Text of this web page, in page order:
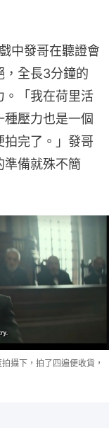
中發哥在聽證會
，全長3分鐘的
。「我在荷里活
壓力也是一個
完了。」發哥
準備就殊不簡
攝下，拍了四遍便收貨，